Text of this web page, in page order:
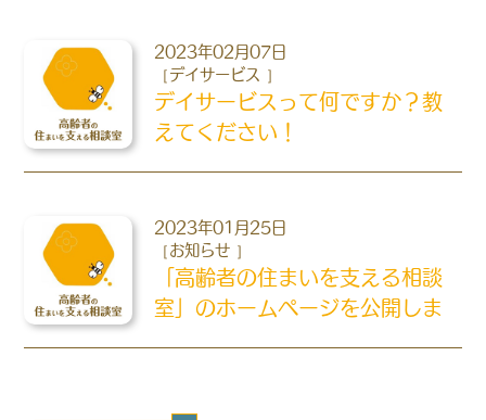
2023年02月07日
デイサービス
デイサービスって何ですか？教
えてください！
2023年01月25日
お知らせ
「高齢者の住まいを支える相談
室」のホームページを公開しま